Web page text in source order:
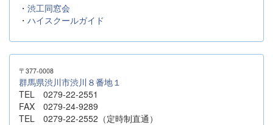
・ 渋工同窓会
・ ハイスクールガイド
〒377-0008
群馬県渋川市渋川８番地１
TEL 0279-22-2551
FAX 0279-24-9289
TEL 0279-22-2552（定時制直通）